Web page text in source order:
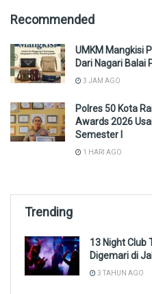
Recommended
UMKM Mangkisi
Dari Nagari Balai
3 JAM AGO
Polres 50 Kota
Awards 2026
Semester I
1 HARI AGO
Trending
13 Night Club
Digemari di
3 TAHUN AGO